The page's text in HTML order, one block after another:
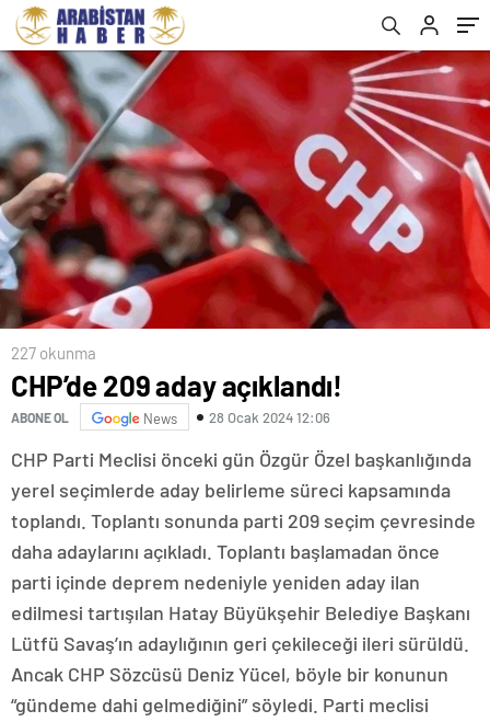
227 okunma
CHP’de 209 aday açıklandı!
ABONE OL News 28 Ocak 2024 12:06
CHP Parti Meclisi önceki gün Özgür Özel başkanlığında
yerel seçimlerde aday belirleme süreci kapsamında
toplandı. Toplantı sonunda parti 209 seçim çevresinde
daha adaylarını açıkladı. Toplantı başlamadan önce
parti içinde deprem nedeniyle yeniden aday ilan
edilmesi tartışılan Hatay Büyükşehir Belediye Başkanı
Lütfü Savaş’ın adaylığının geri çekileceği ileri sürüldü.
Ancak CHP Sözcüsü Deniz Yücel, böyle bir konunun
“gündeme dahi gelmediğini” söyledi. Parti meclisi